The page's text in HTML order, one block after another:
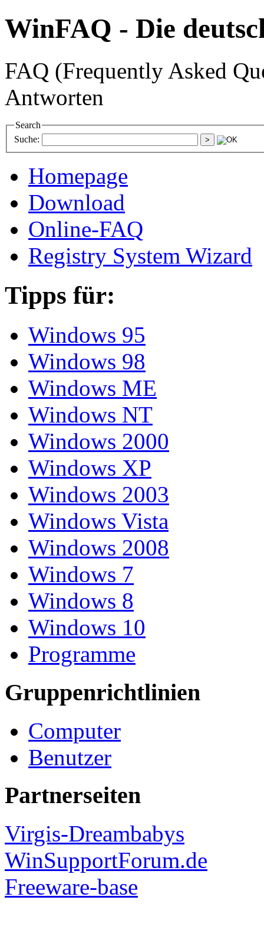
WinFAQ - Die
FAQ (Frequently Asked
Antworten
Search
Suche:
Homepage
Download
Online-FAQ
Registry System Wizard
Tipps für:
Windows 95
Windows 98
Windows ME
Windows NT
Windows 2000
Windows XP
Windows 2003
Windows Vista
Windows 2008
Windows 7
Windows 8
Windows 10
Programme
Gruppenrichtlinien
Computer
Benutzer
Partnerseiten
Virgis-Dreambabys
WinSupportForum.de
Freeware-base